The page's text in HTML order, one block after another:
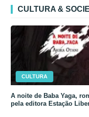
CULTURA &
CULTURA
A noite de Baba Yaga,
pela editora Estação